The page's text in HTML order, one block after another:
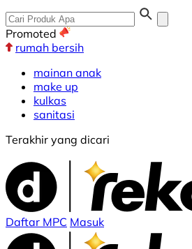
Promoted
rumah bersih
mainan anak
make up
kulkas
sanitasi
Terakhir yang dicari
Daftar MPC Masuk